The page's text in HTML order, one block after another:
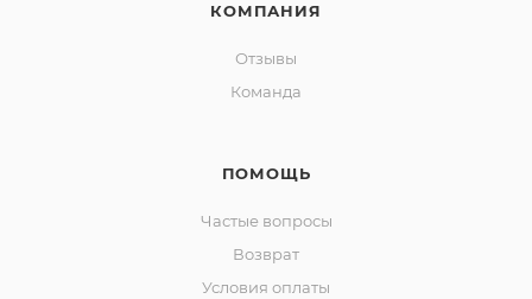
КОМПАНИЯ
Отзывы
Команда
ПОМОЩЬ
Частые вопросы
Возврат
Условия оплаты